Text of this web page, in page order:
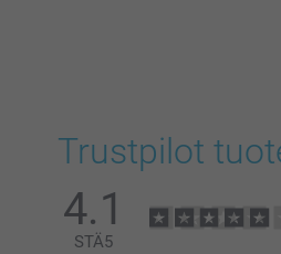
Trustpilot
4.1
STÄ5